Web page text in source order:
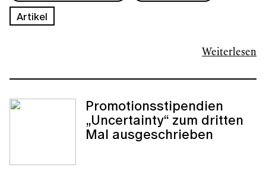
Weiterlesen
Artikel
Promotionsstipendien
„Uncertainty“ zum dritten
Mal ausgeschrieben